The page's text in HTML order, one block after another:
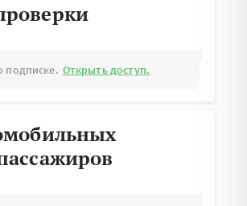
подписке. Открыть доступ.